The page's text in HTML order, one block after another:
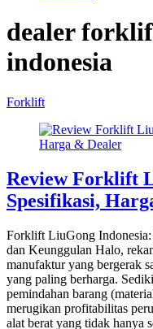
dealer
indonesia
Forklift
Review Forklift
Spesifikasi,
Forklift LiuGong Indonesia:
dan Keunggulan Halo,
manufaktur yang bergerak
yang paling berharga.
pemindahan barang
merugikan profitabilitas
alat berat yang tidak hanya